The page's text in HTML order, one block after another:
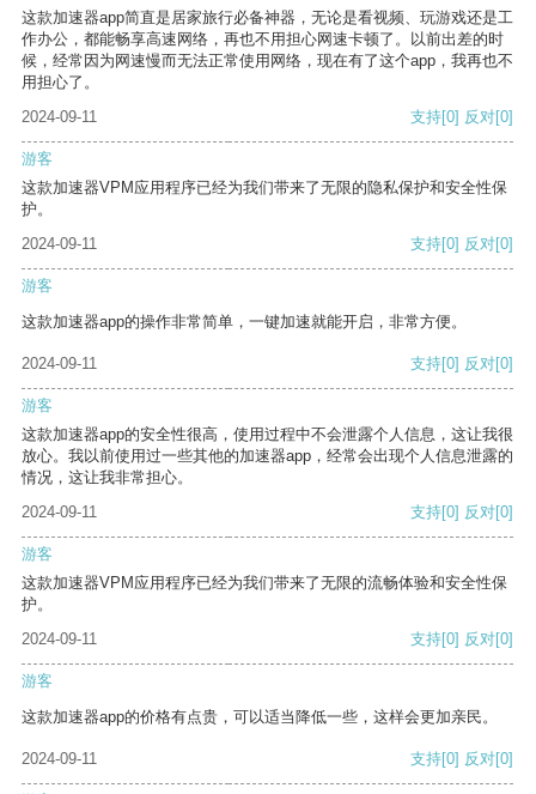
这款加速器app简直是居家旅行必备神器，无论是看视频、玩游戏还是工
作办公，都能畅享高速网络，再也不用担心网速卡顿了。以前出差的时
候，经常因为网速慢而无法正常使用网络，现在有了这个app，我再也不
用担心了。
2024-09-11
支持[0] 反对[0]
游客
这款加速器VPM应用程序已经为我们带来了无限的隐私保护和安全性保
护。
2024-09-11
支持[0] 反对[0]
游客
这款加速器app的操作非常简单，一键加速就能开启，非常方便。
2024-09-11 支持[0] 反对[0]
游客
这款加速器app的安全性很高，使用过程中不会泄露个人信息，这让我很
放心。我以前使用过一些其他的加速器app，经常会出现个人信息泄露的
情况，这让我非常担心。
2024-09-11
支持[0] 反对[0]
游客
这款加速器VPM应用程序已经为我们带来了无限的流畅体验和安全性保
护。
2024-09-11
支持[0] 反对[0]
游客
这款加速器app的价格有点贵，可以适当降低一些，这样会更加亲民。
2024-09-11 支持[0] 反对[0]